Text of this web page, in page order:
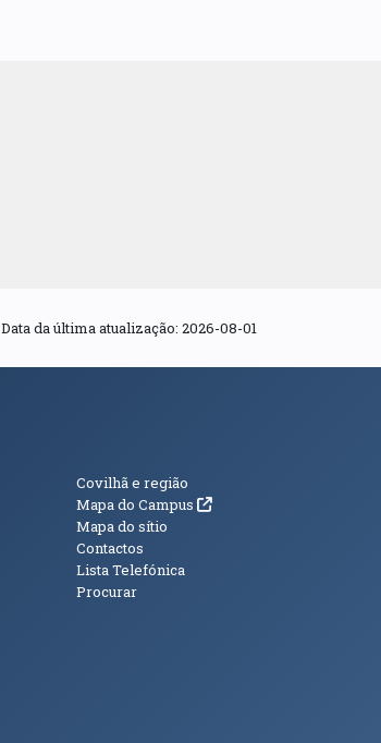
Data da última atualização: 2026-08-01
Informações
Covilhã e região
Mapa do Campus (abre em nova janela)
Mapa do sítio
Contactos
Lista Telefónica
Procurar